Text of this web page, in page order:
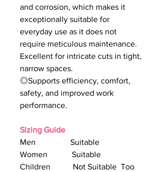
and corrosion, which makes it
exceptionally suitable for
everyday use as it does not
require meticulous maintenance.
Excellent for intricate cuts in tight,
narrow spaces.
◎Supports efficiency, comfort,
safety, and improved work
performance.
Sizing Guide
Men Suitable
Women Suitable
Children Not Suitable Too